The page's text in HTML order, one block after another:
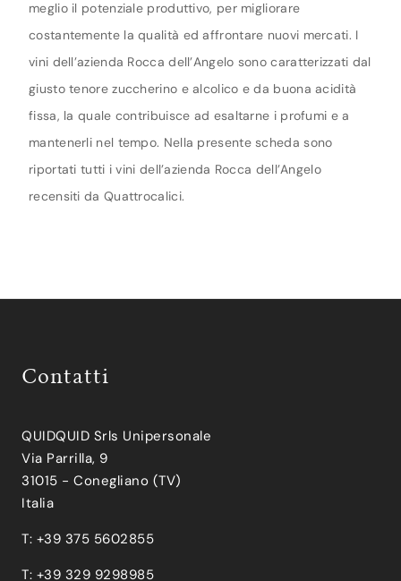
meglio il potenziale produttivo, per migliorare
costantemente la qualità ed affrontare nuovi mercati. I
vini dell’azienda Rocca dell’Angelo sono caratterizzati dal
giusto tenore zuccherino e alcolico e da buona acidità
fissa, la quale contribuisce ad esaltarne i profumi e a
mantenerli nel tempo. Nella presente scheda sono
riportati tutti i vini dell’azienda Rocca dell’Angelo
recensiti da Quattrocalici.
Contatti
QUIDQUID Srls Unipersonale
Via Parrilla, 9
31015 - Conegliano (TV)
Italia
T: +39 375 5602855
T: +39 329 9298985